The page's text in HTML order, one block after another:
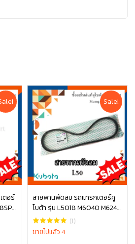
ตอร์
Sale!
สายพานพัดลม รถแทรกเตอร์คู
โบต้า รุ่น L5018 M6040 M6240
TC803-97010
(1)
ขายไปแล้ว 4
หยิบใส่ตะกร้า